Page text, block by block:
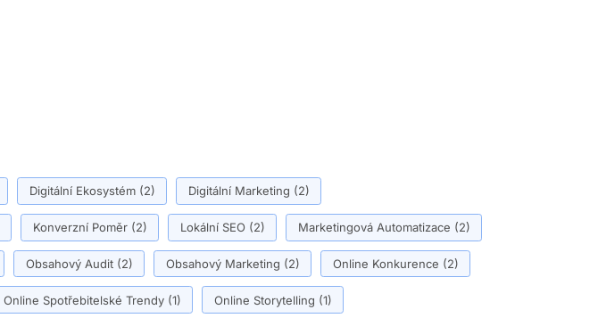
Digitální Ekosystém(2) Digitální Marketing (2)
Konverzní Poměr(2) Lokální SEO(2) Marketingová Automatizace (2)
Obsahový Audit(2) Obsahový Marketing (2) Online Konkurence (2)
Online Spotřebitelské Trendy(1) Online Storytelling (1)